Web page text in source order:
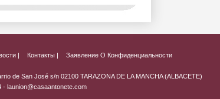
| Контакты | Заявление О Конфиденциальности
de San José s/n 02100 TARAZONA DE LA MANCHA (ALBACETE)
- launion@casaantonete.com